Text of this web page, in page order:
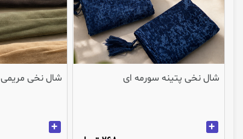
شال نخی پتینه سورمه ای
+
شال نخی مریمی
+